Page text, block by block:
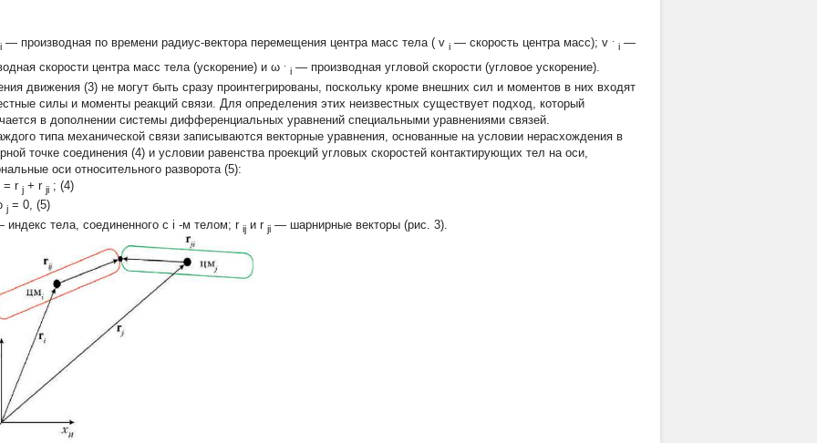
i — производная по времени радиус-вектора перемещения центра масс тела ( v i — скорость центра масс); v i —
скорости центра масс тела (ускорение) и ω i — производная угловой скорости (угловое ускорение).
движения (3) не могут быть сразу проинтегрированы, поскольку кроме внешних сил и моментов в них входят
силы и моменты реакций связи. Для определения этих неизвестных существует подход, который
в дополнении системы дифференциальных уравнений специальными уравнениями связей.
типа механической связи записываются векторные уравнения, основанные на условии нерасхождения в
точке соединения (4) и условии равенства проекций угловых скоростей контактирующих тел на оси,
оси относительного разворота (5):
= r j + r ji ; (4)
j = 0, (5)
индекс тела, соединенного с i -м телом; r ij и r ji — шарнирные векторы (рис. 3).